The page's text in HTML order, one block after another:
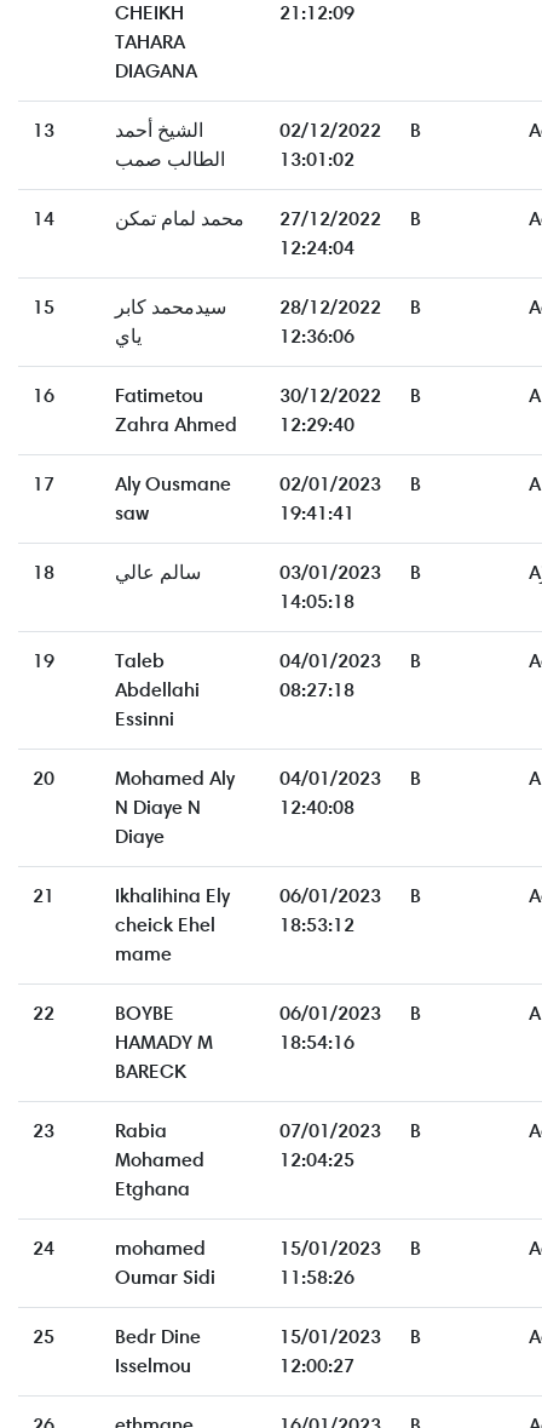
CHEIKH
TAHARA
DIAGANA
21:12:09
13
الشيخ أحمد
الطالب صمب
02/12/2022
13:01:02
B
14 محمد لمام تمكن
27/12/2022
12:24:04
B
15
سيدمحمد كابر
ياي
28/12/2022
12:36:06
B
16
Fatimetou
Zahra Ahmed
30/12/2022
12:29:40
B
17
Aly Ousmane
saw
02/01/2023
19:41:41
B
18 سالم عالي
03/01/2023
14:05:18
B
19
Taleb
Abdellahi
Essinni
04/01/2023
08:27:18
B
20
Mohamed Aly
N Diaye N
Diaye
04/01/2023
12:40:08
B
21
Ikhalihina Ely
cheick Ehel
mame
06/01/2023
18:53:12
B
22
BOYBE
HAMADY M
BARECK
06/01/2023
18:54:16
B
23
Rabia
Mohamed
Etghana
07/01/2023
12:04:25
B
24
mohamed
Oumar Sidi
15/01/2023
11:58:26
B
25
Bedr Dine
Isselmou
15/01/2023
12:00:27
B